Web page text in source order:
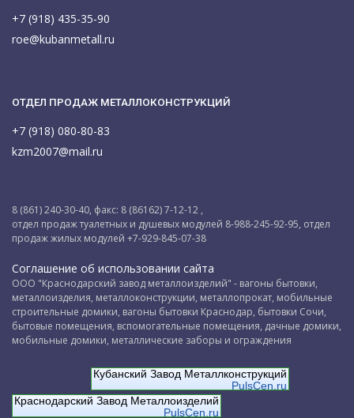
+7 (918) 435-35-90
roe@kubanmetall.ru
ОТДЕЛ ПРОДАЖ МЕТАЛЛОКОНСТРУКЦИЙ
+7 (918) 080-80-83
kzm2007@mail.ru
8 (861) 240-30-40, факс: 8 (86162) 7-12-12 ,
отдел продаж туалетных и душевых модулей 8-988-245-92-95, отдел
продаж жилых модулей +7-929-845-07-38
Соглашение об использовании сайта
ООО "Краснодарский завод металлоизделий" - вагоны бытовки,
металлоизделия, металлоконструкции, металлопрокат, мобильные
строительные домики, вагоны бытовки Краснодар, бытовки Сочи,
бытовые помещения, вспомогательные помещения, дачные домики,
мобильные домики, металлические заборы и ограждения
Кубанский Завод Металлконструкций
PulsCen.ru
Краснодарский Завод Металлоизделий
PulsCen.ru